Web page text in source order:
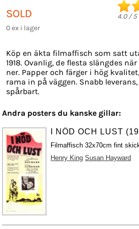
SOLD
0 ex i lager
4.0/5
Köp en äkta filmaffisch som satt
1918. Ovanlig, de flesta slängdes
ner. Papper och färger i hög
rama in på väggen. Snabb leverans,
spårbart.
Andra posters du kanske gillar:
I NÖD OCH LUST
Filmaffisch 32x70cm fint
Henry King Susan Hayward